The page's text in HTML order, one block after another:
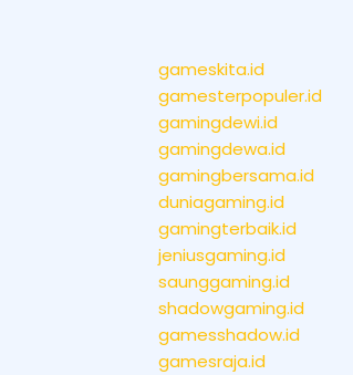
gameskita.id
gamesterpopuler.id
gamingdewi.id
gamingdewa.id
gamingbersama.id
duniagaming.id
gamingterbaik.id
jeniusgaming.id
saunggaming.id
shadowgaming.id
gamesshadow.id
gamesraja.id